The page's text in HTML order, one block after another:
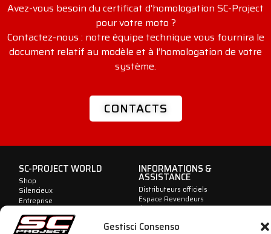
Gestisci Consenso
Avez-vous besoin du certificat d’homologation SC-Project
pour votre moto ?
Contactez-nous : notre équipe technique vous fournira le
document relatif au modèle et à l’homologation de votre
système.
CONTACTS
SC-PROJECT WORLD
Shop
Silencieux
Entreprise
Histoire
News
INFORMATIONS &
ASSISTANCE
Distributeurs officiels
Espace Revendeurs
Échappements Contrefaits
dB-killer : peut-il être supprimé ?